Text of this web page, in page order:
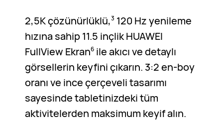
2,5K çözünürlüklü,3 120 Hz yenileme
hızına sahip 11.5 inçlik HUAWEI
FullView Ekran6ile akıcı ve detaylı
görsellerin keyfini çıkarın. 3:2 en-boy
oranı ve ince çerçeveli tasarımı
sayesinde tabletinizdeki tüm
aktivitelerden maksimum keyif alın.